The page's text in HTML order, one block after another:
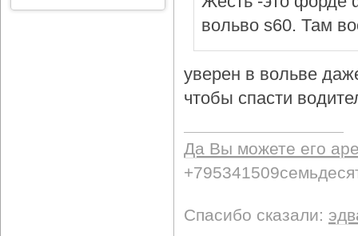
вольво s60. Там
уверен в вольве
чтобы спасти
Да Вы можете его
Спасибо сказали: